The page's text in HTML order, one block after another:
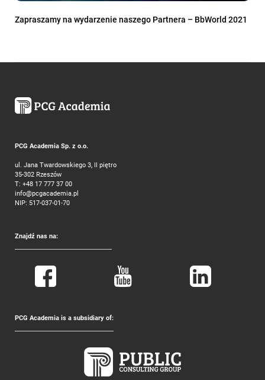
Zapraszamy na wydarzenie naszego Partnera – BbWorld 2021
PCG Academia Sp. z o.o.
ul. Jana Twardowskiego 3, II piętro
35-302 Rzeszów
T: +48 17 777 37 00
info@pcgacademia.pl
NIP: 517-037-01-70
Znajdź nas na:
PCG Academia is a subsidiary of: